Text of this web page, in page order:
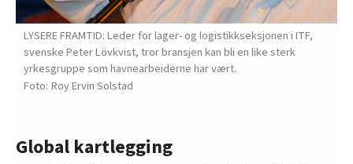
LYSERE FRAMTID: Leder for lager- og logistikkseksjonen i ITF,
svenske Peter Lövkvist, tror bransjen kan bli en like sterk
yrkesgruppe som havnearbeiderne har vært.
Roy Ervin Solstad
Global kartlegging